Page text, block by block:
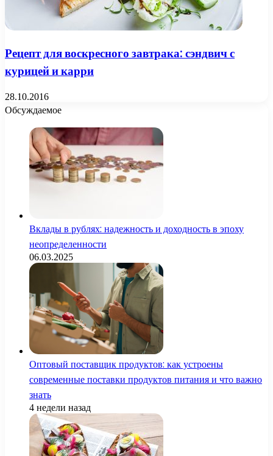
Рецепт для воскресного завтрака: сэндвич с
курицей и карри
28.10.2016
Обсуждаемое
Вклады в рублях: надежность и доходность в эпоху
неопределенности
06.03.2025
Оптовый поставщик продуктов: как устроены
современные поставки продуктов питания и что важно
знать
4 недели назад